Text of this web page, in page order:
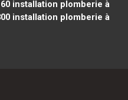
installation plomberie à
installation plomberie à